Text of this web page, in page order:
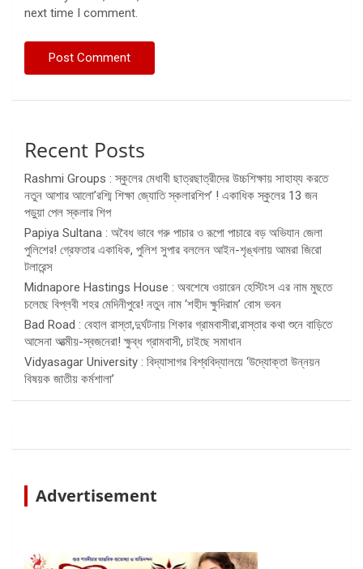
next time I comment.
Recent Posts
Rashmi Groups : স্কুলের মেধাবী ছাত্রছাত্রীদের উচ্চশিক্ষায় সাহায্য করতে
নতুন আশার আলো’রশ্মি শিক্ষা জ্যোতি স্কলারশিপ’ ! একাধিক স্কুলের 13 জন
পড়ুয়া পেল স্কলার শিপ
Papiya Sultana : অবৈধ ভাবে গরু পাচার ও রূপো পাচারে বড় অভিযান জেলা
পুলিশের! গ্রেফতার একাধিক, পুলিশ সুপার বললেন আইন-শৃঙ্খলায় আমরা জিরো
টলারেন্স
Midnapore Hastings House : অবশেষে ওয়ারেন হেস্টিংস এর নাম মুছতে
চলেছে বিপ্লবী শহর মেদিনীপুরে! নতুন নাম ‘শহীদ ক্ষুদিরাম’ বোস ভবন
Bad Road : বেহাল রাস্তা,দুর্ঘটনায় শিকার গ্রামবাসীরা,রাস্তার কথা শুনে বাড়িতে
আসেনা আত্মীয়-স্বজনেরা! ক্ষুব্ধ গ্রামবাসী, চাইছে সমাধান
Vidyasagar University : বিদ্যাসাগর বিশ্ববিদ্যালয়ে ‘উদ্যোক্তা উন্নয়ন
বিষয়ক জাতীয় কর্মশালা’
Advertisement